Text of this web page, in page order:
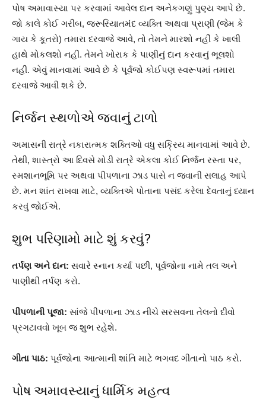
પોષ અમાવાસ્યા પર કરવામાં આવેલ દાન અનેકગણું પુણ્ય આપે છે.
જો કાલે કોઈ ગરીબ, જરૂરિયાતમંદ વ્યક્તિ અથવા પ્રાણી (જેમ કે
ગાય કે કૂતરો) તમારા દરવાજે આવે, તો તેમને મારશો નહીં કે ખાલી
હાથે મોકલશો નહીં. તેમને ખોરાક કે પાણીનું દાન કરવાનું ભૂલશો
નહીં. એવું માનવામાં આવે છે કે પૂર્વજો કોઈપણ સ્વરૂપમાં તમારા
દરવાજે આવી શકે છે.
નિર્જન સ્થળોએ જવાનું ટાળો
અમાસની રાત્રે નકારાત્મક શક્તિઓ વધુ સક્રિય માનવામાં આવે છે.
તેથી, શાસ્ત્રો આ દિવસે મોડી રાત્રે એકલા કોઈ નિર્જન રસ્તા પર,
સ્મશાનભૂમિ પર અથવા પીપળાના ઝાડ પાસે ન જવાની સલાહ આપે
છે. મન શાંત રાખવા માટે, વ્યક્તિએ પોતાના પસંદ કરેલા દેવતાનું ધ્યાન
કરવું જોઈએ.
શુભ પરિણામો માટે શું કરવું?
તર્પણ અને દાન: સવારે સ્નાન કર્યા પછી, પૂર્વજોના નામે તલ અને
પાણીથી તર્પણ કરો.
પીપળાની પૂજા: સાંજે પીપળાના ઝાડ નીચે સરસવના તેલનો દીવો
પ્રગટાવવો ખૂબ જ શુભ રહેશે.
ગીતા પાઠ: પૂર્વજોના આત્માની શાંતિ માટે ભગવદ ગીતાનો પાઠ કરો.
પોષ અમાવસ્યાનું ધાર્મિક મહત્વ